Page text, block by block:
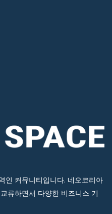
인 커뮤니티입니다. 네오코리아
류하면서 다양한 비즈니스 기